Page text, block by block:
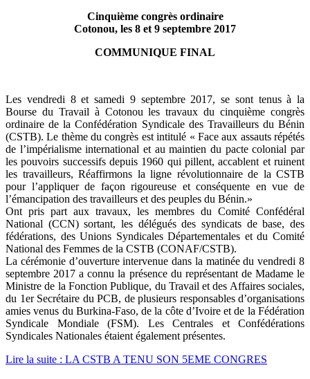
Cinquième congrès ordinaire
Cotonou, les 8 et 9 septembre 2017
COMMUNIQUE FINAL
Les vendredi 8 et samedi 9 septembre 2017, se sont tenus à la
Bourse du Travail à Cotonou les travaux du cinquième congrès
ordinaire de la Confédération Syndicale des Travailleurs du Bénin
(CSTB). Le thème du congrès est intitulé « Face aux assauts répétés
de l’impérialisme international et au maintien du pacte colonial par
les pouvoirs successifs depuis 1960 qui pillent, accablent et ruinent
les travailleurs, Réaffirmons la ligne révolutionnaire de la CSTB
pour l’appliquer de façon rigoureuse et conséquente en vue de
l’émancipation des travailleurs et des peuples du Bénin.»
Ont pris part aux travaux, les membres du Comité Confédéral
National (CCN) sortant, les délégués des syndicats de base, des
fédérations, des Unions Syndicales Départementales et du Comité
National des Femmes de la CSTB (CONAF/CSTB).
La cérémonie d’ouverture intervenue dans la matinée du vendredi 8
septembre 2017 a connu la présence du représentant de Madame le
Ministre de la Fonction Publique, du Travail et des Affaires sociales,
du 1er Secrétaire du PCB, de plusieurs responsables d’organisations
amies venus du Burkina-Faso, de la côte d’Ivoire et de la Fédération
Syndicale Mondiale (FSM). Les Centrales et Confédérations
Syndicales Nationales étaient également présentes.
Lire la suite : LA CSTB A TENU SON 5EME CONGRES